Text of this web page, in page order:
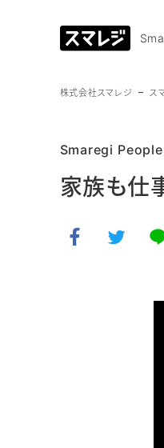
株式会社スマレジ ス
Smaregi People
家族も仕
facebookで